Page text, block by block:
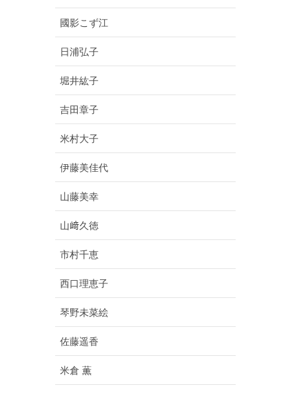
國影こず江
日浦弘子
堀井紘子
吉田章子
米村大子
伊藤美佳代
山藤美幸
山﨑久徳
市村千恵
西口理恵子
琴野未菜絵
佐藤遥香
米倉 薫